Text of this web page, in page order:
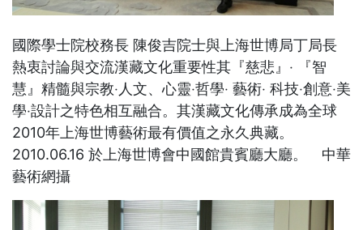
國際學士院校務長 陳俊吉院士與上海世博局丁局長
熱衷討論與交流漢藏文化重要性其『慈悲』‧ 『智
慧』精髓與宗教‧人文、心靈‧哲學‧ 藝術‧ 科技‧創意‧美
學‧設計之特色相互融合。其漢藏文化傳承成為全球
2010年上海世博藝術最有價值之永久典藏。
2010.06.16 於上海世博會中國館貴賓廳大廳。 中華
藝術網攝